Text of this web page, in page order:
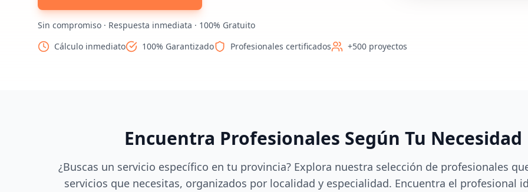
Sin compromiso · Respuesta inmediata · 100% Gratuito
Cálculo inmediato
100% Garantizado Profesionales certificados +500 proyectos
Encuentra Profesionales Según Tu Necesidad
¿Buscas un servicio específico en tu provincia? Explora nuestra selección de profesionales
servicios que necesitas, organizados por localidad y especialidad. Encuentra el profesional